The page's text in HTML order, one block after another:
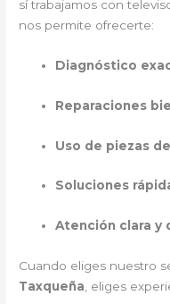
sí trabajamos con
nos permite ofrecerte:
Diagnóstico
Reparaciones
Uso de piezas
Soluciones
Atención clara y
Cuando eliges nuestro
Taxqueña , eliges